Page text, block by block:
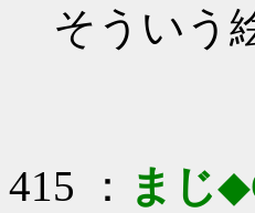
そういう
415 ： まじ